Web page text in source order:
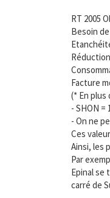
RT 2005
Besoin
Facture
(* En
- SHON =
- On ne
Ces
Ainsi, les
Par
Epinal se
carré de